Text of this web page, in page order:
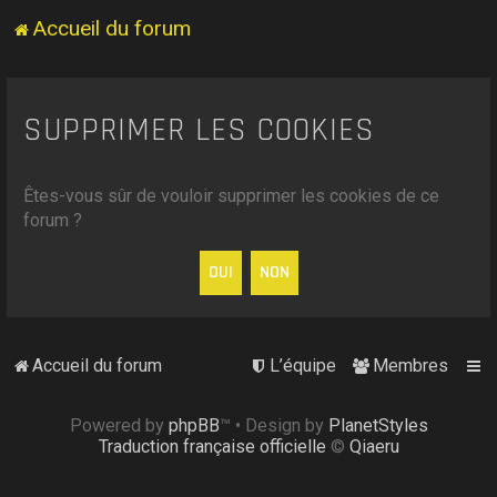
Accueil du forum
SUPPRIMER LES COOKIES
Êtes-vous sûr de vouloir supprimer les cookies de ce
forum ?
Accueil du forum Membres
L’équipe
Powered by phpBB™ • Design by PlanetStyles
Traduction française officielle © Qiaeru